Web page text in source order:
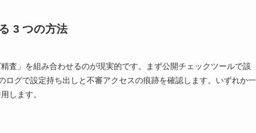
3 つの方法
査」を組み合わせるのが現実的です。まず公開チェックツールで該
ログで設定持ち出しと不審アクセスの痕跡を確認します。いずれか一
します。